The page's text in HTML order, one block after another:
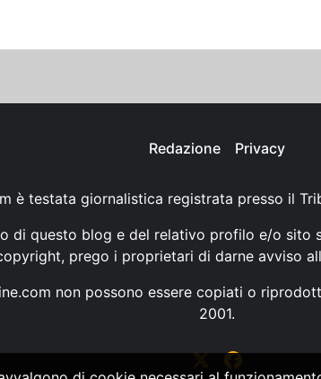
Redazione Privacy
è testata giornalistica registrata presso il
di questo blog e del relativo profilo e/o sito
prego i proprietari di darne avviso
non possono essere copiati o
2001.